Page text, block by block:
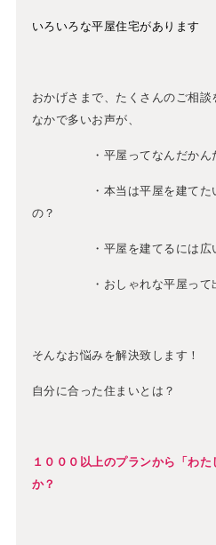
いろいろな平屋住宅があります
おかげさまで、たくさんのご相
なかで多いお声が、
・平屋ってなんだかんだ
・本当は平屋を建てたいけ
の？
・平屋を建てるには広い土
・おしゃれな平屋って出
そんなお悩みを解決致します！
自分に合った住まいとは？
１０００以上のプランから「わ
か？